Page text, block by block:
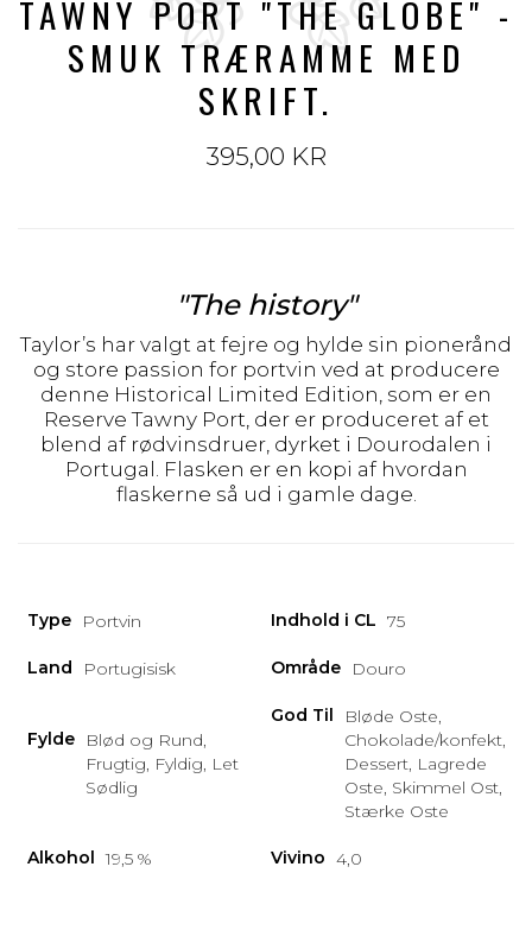
TAWNY PORT "THE GLOBE" -
SMUK TRÆRAMME MED
SKRIFT.
395,00 KR
"The history"
Taylor’s har valgt at fejre og hylde sin pionerånd
og store passion for portvin ved at producere
denne Historical Limited Edition, som er en
Reserve Tawny Port, der er produceret af et
blend af rødvinsdruer, dyrket i Dourodalen i
Portugal. Flasken er en kopi af hvordan
flaskerne så ud i gamle dage.
Type Portvin Indhold i CL 75
Land Portugisisk Område Douro
Fylde
Blød og Rund,
Frugtig, Fyldig, Let
Sødlig
God Til
Bløde Oste,
Chokolade/konfekt,
Dessert, Lagrede
Oste, Skimmel Ost,
Stærke Oste
Alkohol 19,5 % Vivino 4,0